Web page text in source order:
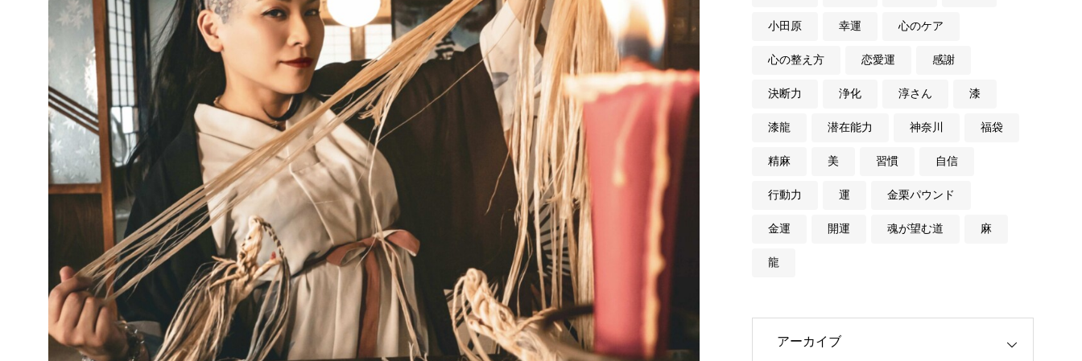
小田原 幸運 心のケア
心の整え方 恋愛運 感謝
決断力 浄化 淳さん 漆
漆龍 潜在能力 神奈川 福袋
精麻 美 習慣 自信
行動力 運 金栗パウンド
金運 開運 魂が望む道 麻
龍